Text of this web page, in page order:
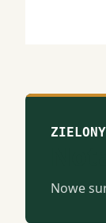
Nowe